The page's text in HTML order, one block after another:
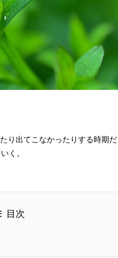
り出てこなかったりする時期
く。
目次